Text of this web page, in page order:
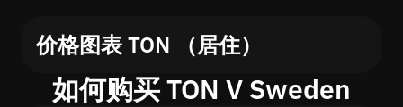
价格图表 TON （居住）
如何购买 TON V Sweden